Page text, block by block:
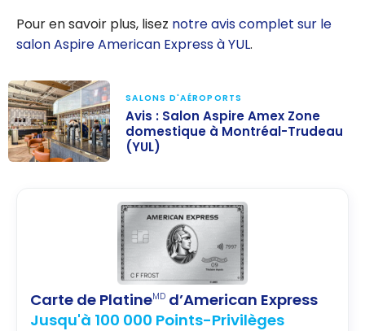
Pour en savoir plus, lisez notre avis complet sur le
salon Aspire American Express à YUL.
SALONS D'AÉROPORTS
Avis : Salon Aspire Amex Zone
domestique à Montréal-Trudeau
(YUL)
Carte de PlatineMD d’American Express
Jusqu'à 100 000 Points-Privilèges